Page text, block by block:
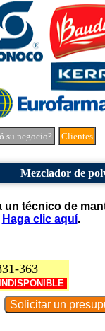
su negocio? Clientes
Mezclador de
un técnico de
Haga clic aquí.
363
INDISPONIBLE